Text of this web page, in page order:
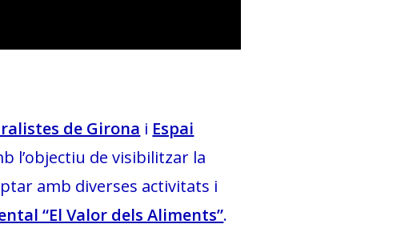
de Girona i Espai
l’objectiu de visibilitzar la
amb diverses activitats i
“El Valor dels Aliments”.